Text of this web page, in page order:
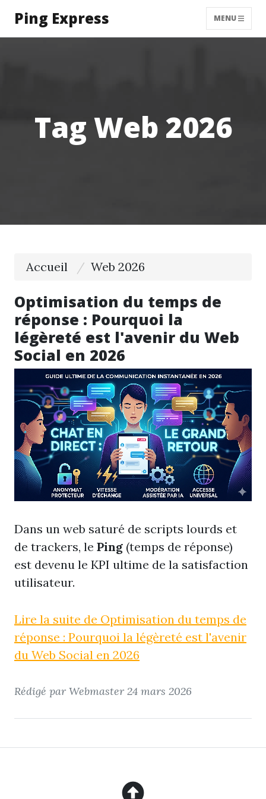
Ping Express MENU
Tag Web 2026
Accueil Web 2026
Optimisation du temps de
réponse : Pourquoi la
légèreté est l'avenir du Web
Social en 2026
Dans un web saturé de scripts lourds et
de trackers, le Ping (temps de réponse)
est devenu le KPI ultime de la satisfaction
utilisateur.
Lire la suite de Optimisation du temps de
réponse : Pourquoi la légèreté est l'avenir
du Web Social en 2026
Rédigé par Webmaster 24 mars 2026